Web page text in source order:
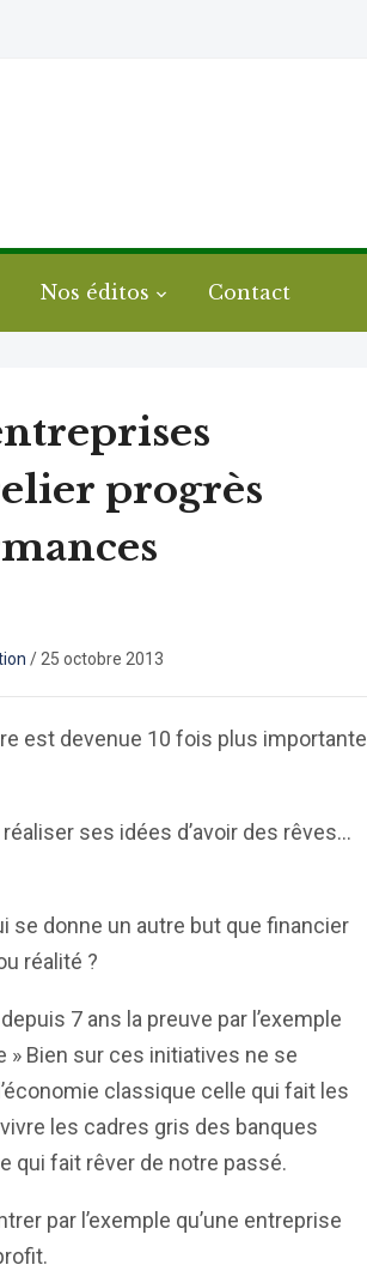
Nos éditos Contact
progrès
/ 25 octobre 2013
est devenue 10 fois plus importante
ses idées d’avoir des rêves…
se donne un autre but que financier
réalité ?
7 ans la preuve par l’exemple
» Bien sur ces initiatives ne se
classique celle qui fait les
les cadres gris des banques
qui fait rêver de notre passé.
par l’exemple qu’une entreprise